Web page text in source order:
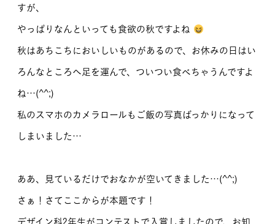
交通アクセス
学校情報公開
よくある質問
サイトマップ
すが、
やっぱりなんといっても食欲の秋ですよね
秋はあちこちにおいしいものがあるので、お休みの日はい
ろんなところへ足を運んで、ついつい食べちゃうんですよ
ね…(^^;)
私のスマホのカメラロールもご飯の写真ばっかりになって
しまいました…
ああ、見ているだけでおなかが空いてきました…(^^;)
さぁ！さてここからが本題です！
デザイン科2年生がコンテストで入賞しましたので、お知